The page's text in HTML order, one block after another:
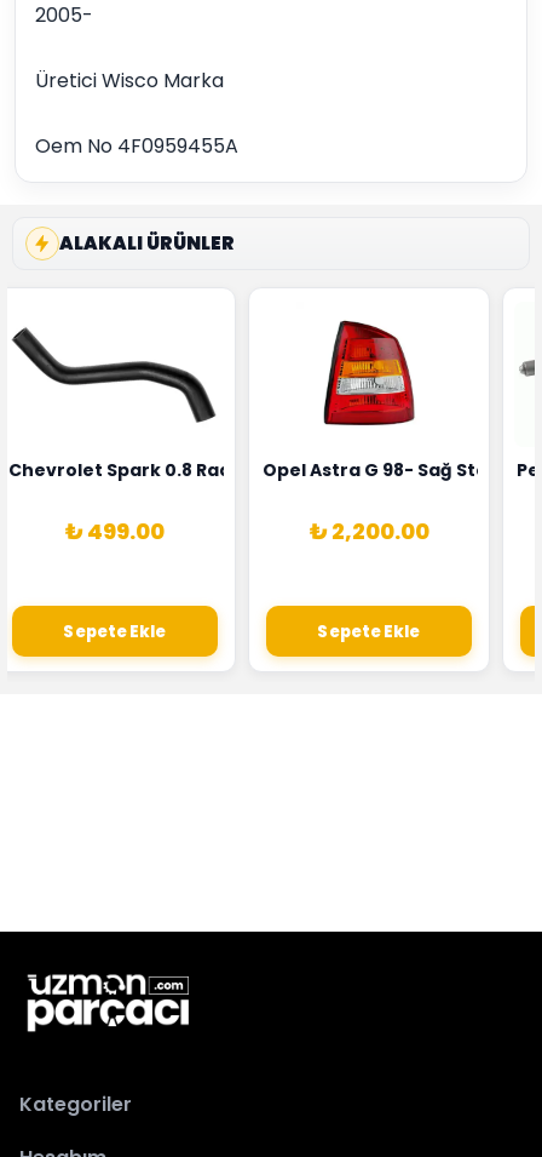
2005-
Üretici Wisco Marka
Oem No 4F0959455A
ALAKALI ÜRÜNLER
1628HN-0258010081
Alternatörü Valeo Marka 05E903018G
Chevrolet Spark 0.8 Radyatör Üst Hortumu Rapro Marka
₺ 499.00
Sepete Ekle
Opel Astra G 98- Sağ Stop
₺ 2,200.00
Sepete Ekle
Kategoriler